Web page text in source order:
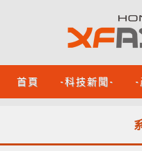
首頁 -科技新聞- -